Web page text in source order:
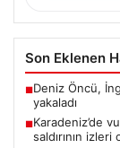
Son Eklenen
■Deniz Öncü,
yakaladı
■Karadeniz’de
saldırının izleri